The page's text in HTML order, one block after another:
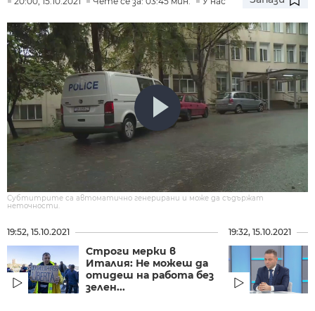
Субтитрите са автоматично генерирани и може да съдържат
неточности.
19:52, 15.10.2021
Строги мерки в
Италия: Не можеш да
отидеш на работа без
зелен...
19:32, 15.10.2021